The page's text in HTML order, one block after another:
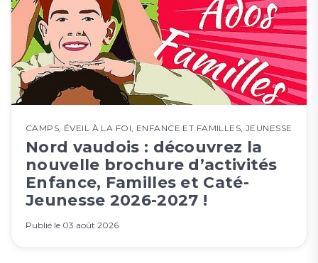
CAMPS ÉVEIL À LA FOI ENFANCE ET FAMILLES JEUNESSE
Nord vaudois : découvrez la
nouvelle brochure d’activités
Enfance, Familles et Caté-
Jeunesse 2026-2027 !
Publié le 03 août 2026